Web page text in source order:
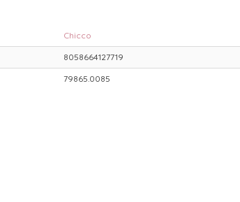
Chicco
8058664127719
79865.0085